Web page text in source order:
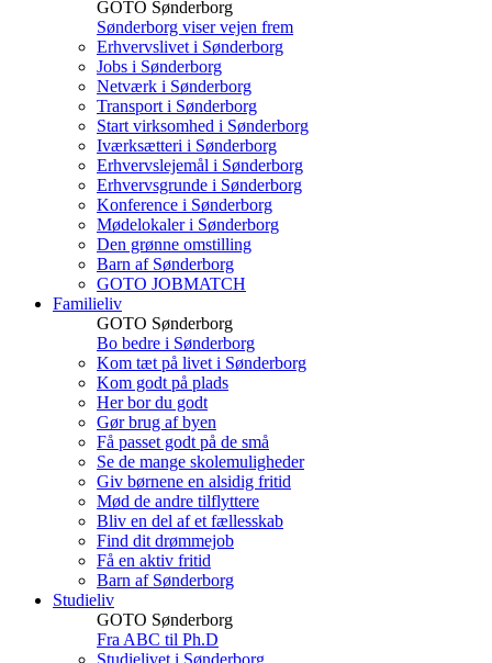
GOTO Sønderborg
Sønderborg viser vejen frem
Erhvervslivet i Sønderborg
Jobs i Sønderborg
Netværk i Sønderborg
Transport i Sønderborg
Start virksomhed i Sønderborg
Iværksætteri i Sønderborg
Erhvervslejemål i Sønderborg
Erhvervsgrunde i Sønderborg
Konference i Sønderborg
Mødelokaler i Sønderborg
Den grønne omstilling
Barn af Sønderborg
GOTO JOBMATCH
Familieliv
GOTO Sønderborg
Bo bedre i Sønderborg
Kom tæt på livet i Sønderborg
Kom godt på plads
Her bor du godt
Gør brug af byen
Få passet godt på de små
Se de mange skolemuligheder
Giv børnene en alsidig fritid
Mød de andre tilflyttere
Bliv en del af et fællesskab
Find dit drømmejob
Få en aktiv fritid
Barn af Sønderborg
Studieliv
GOTO Sønderborg
Fra ABC til Ph.D